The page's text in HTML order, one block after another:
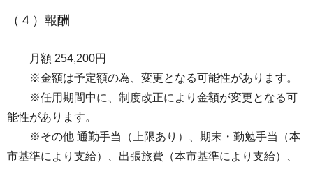
（４）報酬
月額 254,200円
※金額は予定額の為、変更となる可能性があります。
※任用期間中に、制度改正により金額が変更となる可
能性があります。
※その他 通勤手当（上限あり）、期末・勤勉手当（本
市基準により支給）、出張旅費（本市基準により支給）、